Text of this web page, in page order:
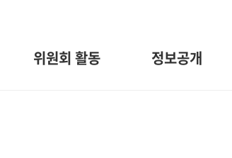
위원회 활동 정보공개